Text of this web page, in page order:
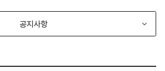
공지사항